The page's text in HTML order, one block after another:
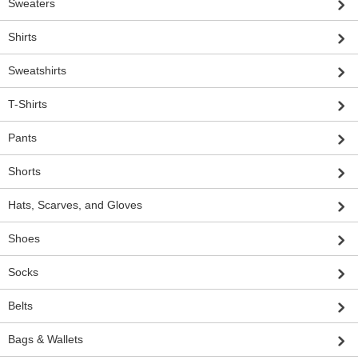
Sweaters
Shirts
Sweatshirts
T-Shirts
Pants
Shorts
Hats, Scarves, and Gloves
Shoes
Socks
Belts
Bags & Wallets